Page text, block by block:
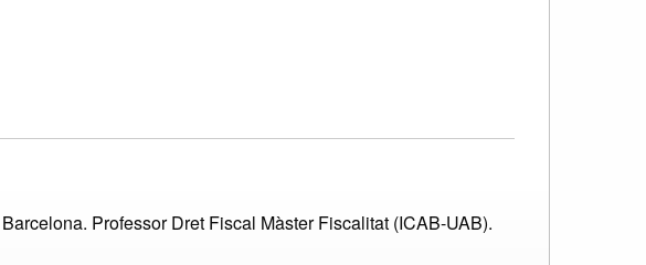
Professor Dret Fiscal Màster Fiscalitat (ICAB-UAB).